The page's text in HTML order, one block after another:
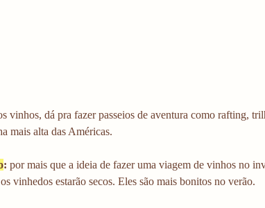
vinhos, dá pra fazer passeios de aventura como rafting,
mais alta das Américas.
: por mais que a ideia de fazer uma viagem de vinhos no
vinhedos estarão secos. Eles são mais bonitos no verão.